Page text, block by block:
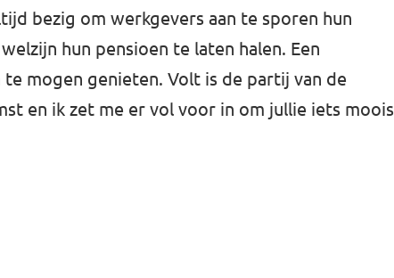
bezig om werkgevers aan te sporen hun
hun pensioen te laten halen. Een
mogen genieten. Volt is de partij van de
en ik zet me er vol voor in om jullie iets moois